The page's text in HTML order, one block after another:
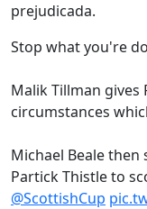
prejudicada.
Stop what you're
Malik Tillman gives
circumstances
Michael Beale
Partick Thistle to
@ScottishCup